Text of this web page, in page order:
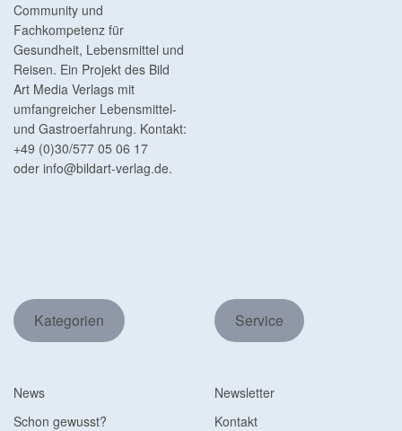
Community und
Fachkompetenz für
Gesundheit, Lebensmittel und
Reisen. Ein Projekt des Bild
Art Media Verlags mit
umfangreicher Lebensmittel-
und Gastroerfahrung. Kontakt:
+49 (0)30/577 05 06 17
oder info@bildart-verlag.de.
Kategorien
News
Schon gewusst?
Service
Newsletter
Kontakt